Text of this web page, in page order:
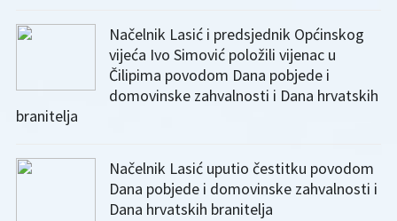
Načelnik Lasić i predsjednik Općinskog
vijeća Ivo Simović položili vijenac u
Čilipima povodom Dana pobjede i
domovinske zahvalnosti i Dana hrvatskih
branitelja
Načelnik Lasić uputio čestitku povodom
Dana pobjede i domovinske zahvalnosti i
Dana hrvatskih branitelja